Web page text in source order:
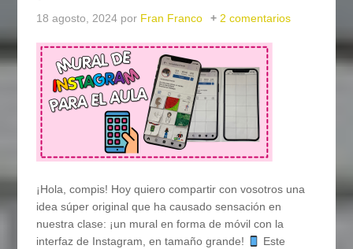
18 agosto, 2024 por Fran Franco 2 comentarios
¡Hola, compis! Hoy quiero compartir con vosotros una
idea súper original que ha causado sensación en
nuestra clase: ¡un mural en forma de móvil con la
interfaz de Instagram, en tamaño grande!
Este